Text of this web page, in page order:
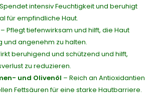
intensiv Feuchtigkeit und beruhigt
für empfindliche Haut.
– Pflegt tiefenwirksam und hilft, die Haut
und angenehm zu halten.
beruhigend und schützend und hilft,
zu reduzieren.
und Olivenöl – Reich an Antioxidantien
Fettsäuren für eine starke Hautbarriere.